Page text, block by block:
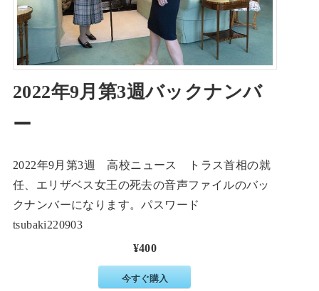
2022年9月第3週バックナンバ
ー
2022年9月第3週 高校ニュース トラス首相の就
任、エリザベス女王の死去の音声ファイルのバッ
クナンバーになります。パスワード
tsubaki220903
¥400
今すぐ購入